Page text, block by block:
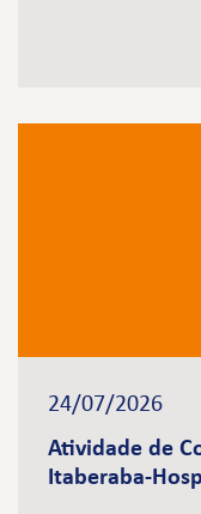
24/07/2026
Atividade de
Itaberaba-